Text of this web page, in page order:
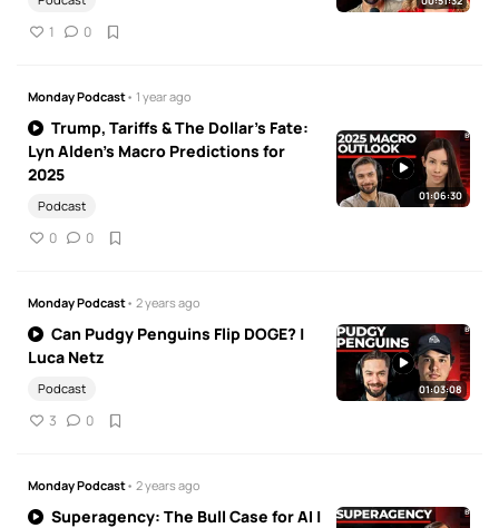
1 0
Monday Podcast• 1 year ago
Trump, Tariffs & The Dollar’s Fate:
Lyn Alden’s Macro Predictions for
2025
Podcast
0 0
01:06:30
Monday Podcast• 2 years ago
Can Pudgy Penguins Flip DOGE? |
Luca Netz
Podcast
3 0
01:03:08
Monday Podcast• 2 years ago
Superagency: The Bull Case for AI |